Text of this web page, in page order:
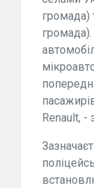
громада)
громада).
Renault, -